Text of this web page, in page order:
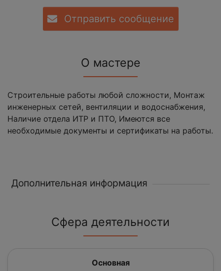
Отправить сообщение
О мастере
Строительные работы любой сложности, Монтаж
инженерных сетей, вентиляции и водоснабжения,
Наличие отдела ИТР и ПТО, Имеются все
необходимые документы и сертификаты на работы.
Дополнительная информация
Сфера деятельности
Основная